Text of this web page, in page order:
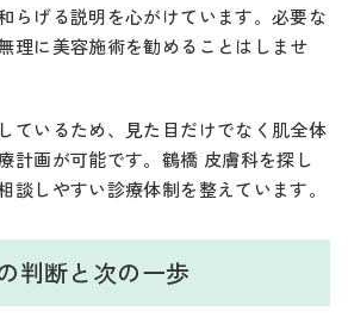
らげる説明を心がけています。必要な
理に美容施術を勧めることはしませ
ているため、見た目だけでなく肌全体
計画が可能です。鶴橋 皮膚科を探し
談しやすい診療体制を整えています。
判断と次の一歩